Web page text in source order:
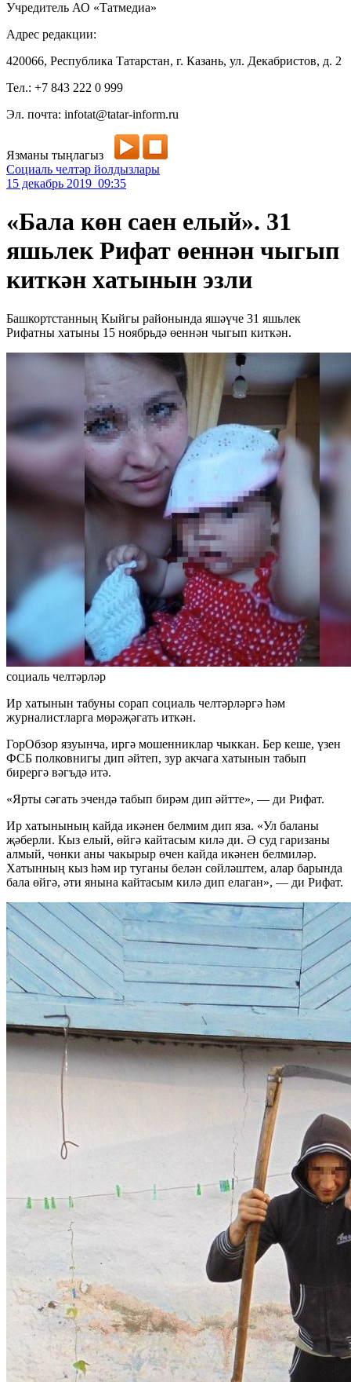
Учредитель АО «Татмедиа»
Адрес редакции:
420066, Республика Татарстан, г. Казань, ул. Декабристов, д. 2
Тел.: +7 843 222 0 999
Эл. почта: infotat@tatar-inform.ru
Язманы тыңлагыз
Социаль челтәр йолдызлары
15 декабрь 2019 09:35
«Бала көн саен елый». 31
яшьлек Рифат өеннән чыгып
киткән хатынын эзли
Башкортстанның Кыйгы районында яшәүче 31 яшьлек
Рифатны хатыны 15 ноябрьдә өеннән чыгып киткән.
социаль челтәрләр
Ир хатынын табуны сорап социаль челтәрләргә һәм
журналистларга мөрәҗәгать иткән.
ГорОбзор язуынча, иргә мошенниклар чыккан. Бер кеше, үзен
ФСБ полковнигы дип әйтеп, зур акчага хатынын табып
бирергә вәгъдә итә.
«Ярты сәгать эчендә табып бирәм дип әйтте», — ди Рифат.
Ир хатынының кайда икәнен белмим дип яза. «Ул баланы
җәберли. Кыз елый, өйгә кайтасым килә ди. Ә суд гаризаны
алмый, чөнки аны чакырыр өчен кайда икәнен белмиләр.
Хатынның кыз һәм ир туганы белән сөйләштем, алар барында
бала өйгә, әти янына кайтасым килә дип елаган», — ди Рифат.